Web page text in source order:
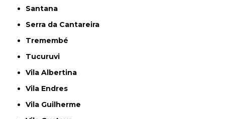
Santana
Serra da Cantareira
Tremembé
Tucuruvi
Vila Albertina
Vila Endres
Vila Guilherme